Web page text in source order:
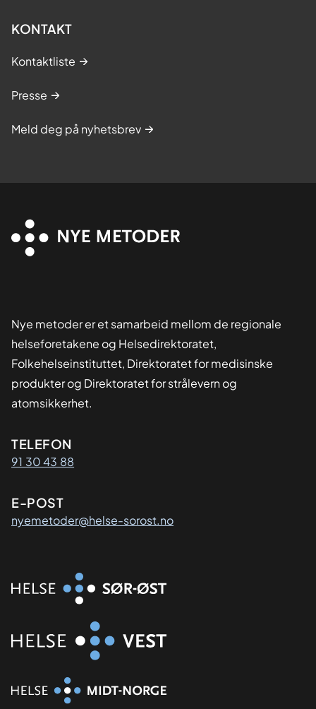
KONTAKT
Kontaktliste
Presse
Meld deg på nyhetsbrev
Nye metoder er et samarbeid mellom de regionale
helseforetakene og Helsedirektoratet,
Folkehelseinstituttet, Direktoratet for medisinske
produkter og Direktoratet for strålevern og
atomsikkerhet.
Kontaktinformasjon
TELEFON
91 30 43 88
E-POST
nyemetoder@helse-sorost.no
Organisasjon